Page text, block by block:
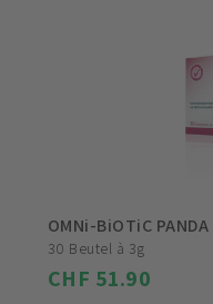
OMNi-BiOTiC PANDA
30 Beutel à 3g
CHF 51.90